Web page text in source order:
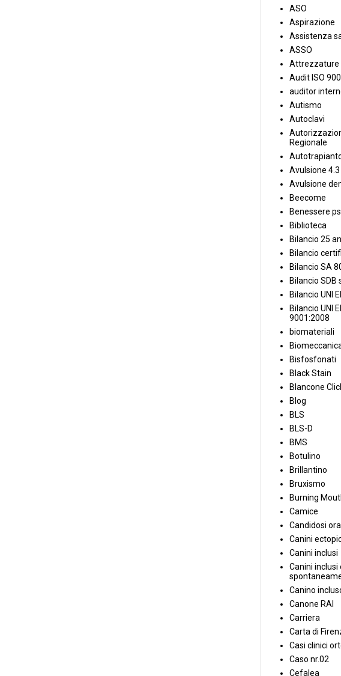
ASO
Aspirazione
Assistenza
ASSO
Attrezzature
Audit ISO
auditor
Autismo
Autoclavi
Regionale
Avulsione 4.3
Avulsione
Beecome
Benessere
Biblioteca
Bilancio 25
Bilancio
Bilancio SA
Bilancio SDB
Bilancio UNI
Bilancio UNI
9001:2008
biomateriali
Bisfosfonati
Black Stain
Blancone
Blog
BLS
BLS-D
BMS
Botulino
Brillantino
Bruxismo
Burning
Camice
Candidosi
Canini
Canini inclusi
Canini inclusi
Canino
Canone RAI
Carriera
Carta di
Casi clinici
Caso nr.02
Cefalea